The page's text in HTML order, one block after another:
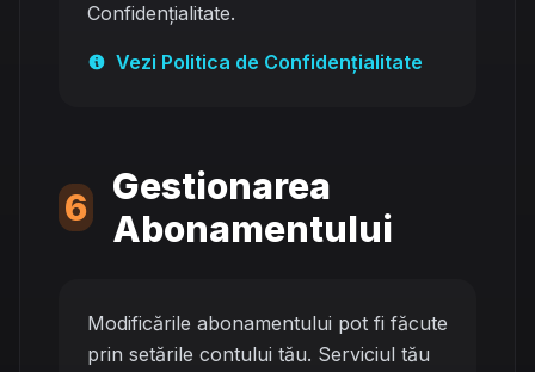
Confidențialitate.
Vezi Politica de Confidențialitate
6
Gestionarea
Abonamentului
Modificările abonamentului pot fi făcute
prin setările contului tău. Serviciul tău